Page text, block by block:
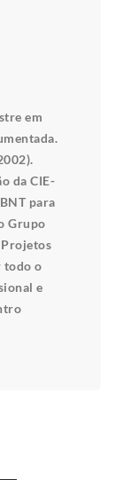
em
da CIE-
para
Grupo
todo o
e